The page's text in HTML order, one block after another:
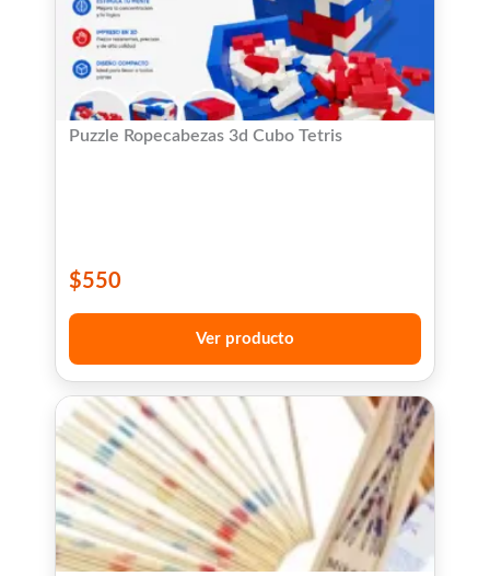
Puzzle Ropecabezas 3d Cubo Tetris
$550
Ver producto